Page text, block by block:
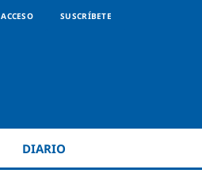
ACCESO SUSCRÍBETE
DIARIO